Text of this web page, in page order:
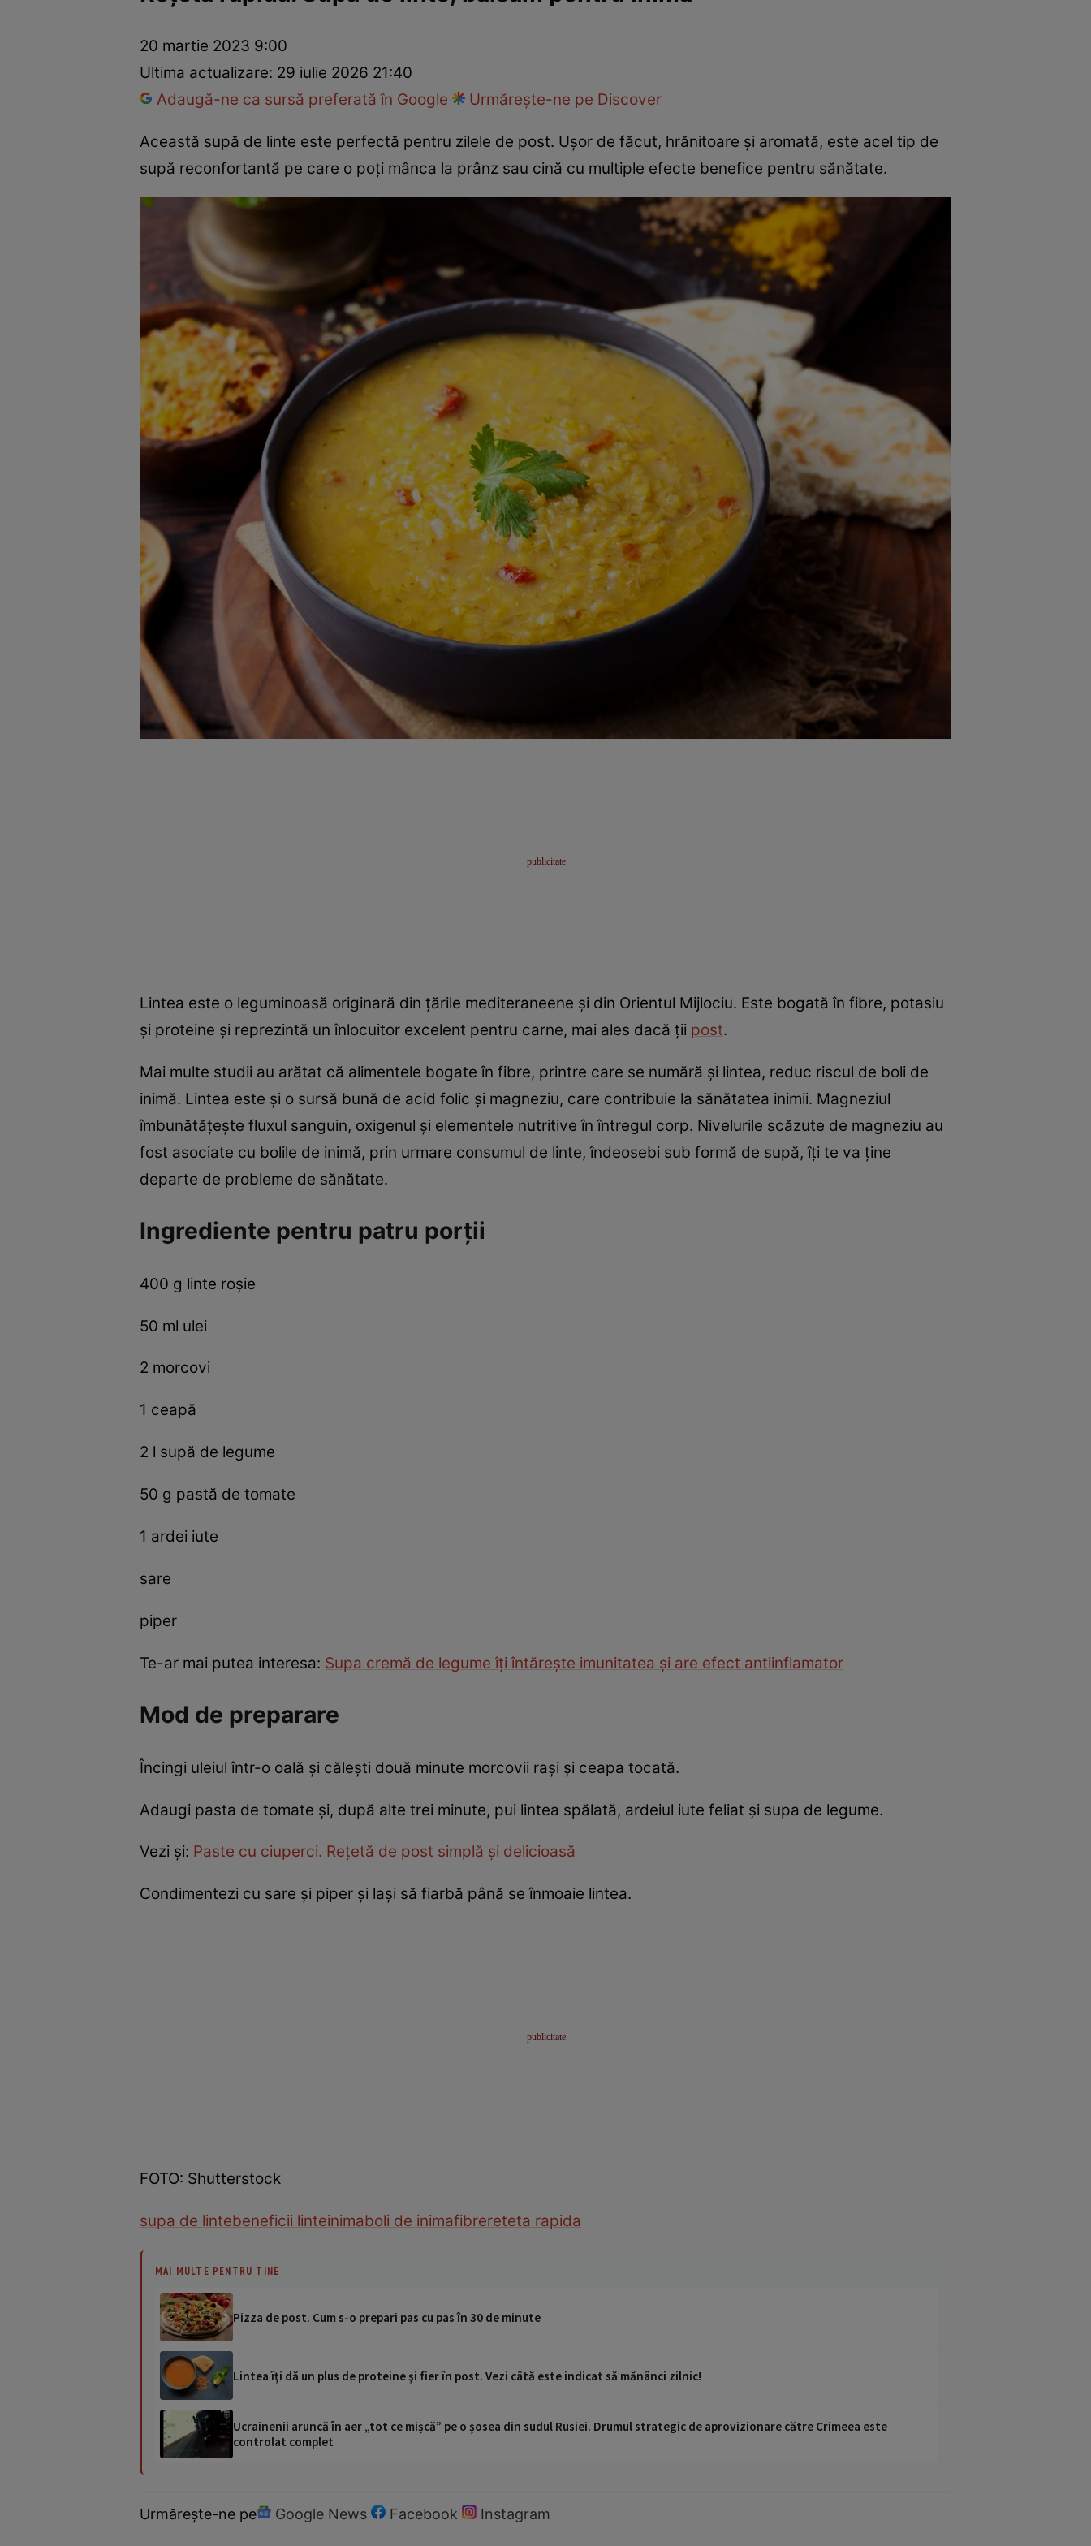
Mâncăruri rapideRețete cu legume
20 martie 2023 9:00
Ultima actualizare: 29 iulie 2026 21:40
Adaugă-ne ca sursă preferată în Google
Urmărește-ne pe Discover
Această supă de linte este perfectă pentru zilele de post. Uşor de făcut, hrănitoare şi aromată, este acel tip de
supă reconfortantă pe care o poţi mânca la prânz sau cină cu multiple efecte benefice pentru sănătate.
Lintea este o leguminoasă originară din țările mediteraneene și din Orientul Mijlociu. Este bogată în fibre, potasiu
și proteine și reprezintă un înlocuitor excelent pentru carne, mai ales dacă ţii post.
Mai multe studii au arătat că alimentele bogate în fibre, printre care se numără şi lintea, reduc riscul de boli de
inimă. Lintea este şi o sursă bună de acid folic și magneziu, care contribuie la sănătatea inimii. Magneziul
îmbunătățește fluxul sanguin, oxigenul și elementele nutritive în întregul corp. Nivelurile scăzute de magneziu au
fost asociate cu bolile de inimă, prin urmare consumul de linte, îndeosebi sub formă de supă, îţi te va ţine
departe de probleme de sănătate.
Ingrediente pentru patru porţii
400 g linte roșie
50 ml ulei
2 morcovi
1 ceapă
2 l supă de legume
50 g pastă de tomate
1 ardei iute
sare
piper
Te-ar mai putea interesa: Supa cremă de legume îţi întăreşte imunitatea şi are efect antiinflamator
Mod de preparare
Încingi uleiul într-o oală și călești două minute morcovii rași și ceapa tocată.
Adaugi pasta de tomate și, după alte trei minute, pui lintea spălată, ardeiul iute feliat și supa de legume.
Vezi şi: Paste cu ciuperci. Reţetă de post simplă şi delicioasă
Condimentezi cu sare și piper și lași să fiarbă până se înmoaie lintea.
FOTO: Shutterstock
supa de lintebeneficii linteinimaboli de inimafibrereteta rapida
MAI MULTE PENTRU TINE
Pizza de post. Cum s-o prepari pas cu pas în 30 de minute
Lintea îţi dă un plus de proteine şi fier în post. Vezi câtă este indicat să mănânci zilnic!
Ucrainenii aruncă în aer „tot ce mișcă” pe o șosea din sudul Rusiei. Drumul strategic de aprovizionare către Crimeea este
controlat complet
Urmărește-ne pe Google News Facebook Instagram